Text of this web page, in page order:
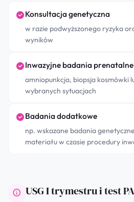
Konsultacja genetyczna
w razie podwyższonego ryzyka
wyników
Inwazyjne badania prenatalne
amniopunkcja, biopsja kosmówki
wybranych sytuacjach
Badania dodatkowe
np. wskazane badania
materiału w czasie procedury
USG I trymestru i test